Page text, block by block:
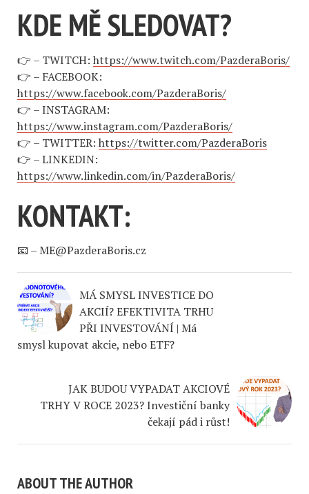
KDE MĚ SLEDOVAT?
👉 – TWITCH: https://www.twitch.com/PazderaBoris/
👉 – FACEBOOK:
https://www.facebook.com/PazderaBoris/
👉 – INSTAGRAM:
https://www.instagram.com/PazderaBoris/
👉 – TWITTER: https://twitter.com/PazderaBoris
👉 – LINKEDIN:
https://www.linkedin.com/in/PazderaBoris/
KONTAKT:
📧 –ME@PazderaBoris.cz
MÁ SMYSL INVESTICE DO
AKCIÍ? EFEKTIVITA TRHU
PŘI INVESTOVÁNÍ | Má
smysl kupovat akcie, nebo ETF?
JAK BUDOU VYPADAT AKCIOVÉ
TRHY V ROCE 2023? Investiční banky
čekají pád i růst!
ABOUT THE AUTHOR